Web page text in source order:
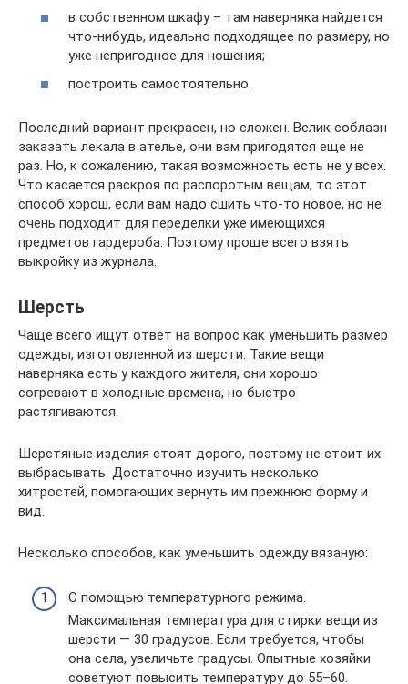
в собственном шкафу – там наверняка найдется
что-нибудь, идеально подходящее по размеру, но
уже непригодное для ношения;
построить самостоятельно.
Последний вариант прекрасен, но сложен. Велик соблазн
заказать лекала в ателье, они вам пригодятся еще не
раз. Но, к сожалению, такая возможность есть не у всех.
Что касается раскроя по распоротым вещам, то этот
способ хорош, если вам надо сшить что-то новое, но не
очень подходит для переделки уже имеющихся
предметов гардероба. Поэтому проще всего взять
выкройку из журнала.
Шерсть
Чаще всего ищут ответ на вопрос как уменьшить размер
одежды, изготовленной из шерсти. Такие вещи
наверняка есть у каждого жителя, они хорошо
согревают в холодные времена, но быстро
растягиваются.
Шерстяные изделия стоят дорого, поэтому не стоит их
выбрасывать. Достаточно изучить несколько
хитростей, помогающих вернуть им прежнюю форму и
вид.
Несколько способов, как уменьшить одежду вязаную:
С помощью температурного режима.
Максимальная температура для стирки вещи из
шерсти — 30 градусов. Если требуется, чтобы
она села, увеличьте градусы. Опытные хозяйки
советуют повысить температуру до 55–60.